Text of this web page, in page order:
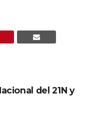
del 21N y